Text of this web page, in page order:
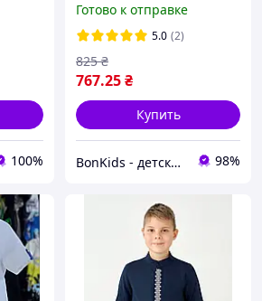
100%
Готово к отправке
5.0 (2)
767.25₴
825 ₴
Купить
BonKids - детский интернет-магазин 98%